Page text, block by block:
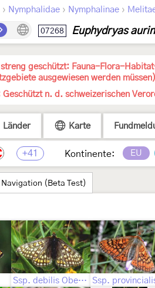
› Nymphalidae › Nymphalinae ›
07268 Euphydryas
geschützt: Fauna-Flora-
ausgewiesen werden
Geschützt n. d. schweizerischen
Länder Karte
+41 Kontinente: EU
(Beta Test)
Ssp. debilis Oberthür, 1909